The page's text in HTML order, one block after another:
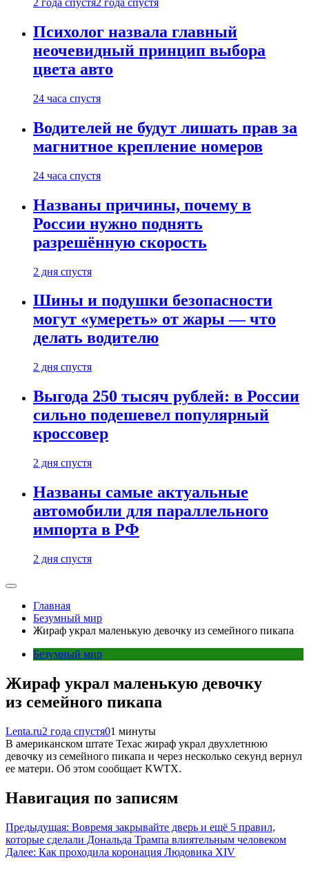
2 года спустя2 года спустя
Психолог назвала главный
неочевидный принцип выбора
цвета авто
24 часа спустя
Водителей не будут лишать прав за
магнитное крепление номеров
24 часа спустя
Названы причины, почему в
России нужно поднять
разрешённую скорость
2 дня спустя
Шины и подушки безопасности
могут «умереть» от жары — что
делать водителю
2 дня спустя
Выгода 250 тысяч рублей: в России
сильно подешевел популярный
кроссовер
2 дня спустя
Названы самые актуальные
автомобили для параллельного
импорта в РФ
2 дня спустя
Главная
Безумный мир
Жираф украл маленькую девочку из семейного пикапа
Безумный мир
Жираф украл маленькую девочку
из семейного пикапа
Lenta.ru2 года спустя01 минуты
В американском штате Техас жираф украл двухлетнюю
девочку из семейного пикапа и через несколько секунд вернул
ее матери. Об этом сообщает KWTX.
Навигация по записям
Предыдущая: Вовремя закрывайте дверь и ещё 5 правил,
которые сделали Дональда Трампа влиятельным человеком
Далее: Как проходила коронация Людовика XIV